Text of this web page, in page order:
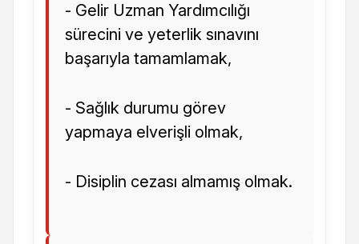
- Gelir Uzman Yardımcılığı
sürecini ve yeterlik sınavını
başarıyla tamamlamak,
- Sağlık durumu görev
yapmaya elverişli olmak,
- Disiplin cezası almamış olmak.